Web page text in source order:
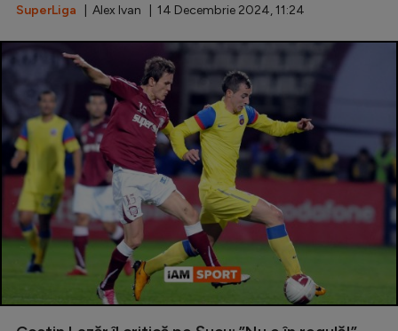
SuperLiga | Alex Ivan | 14 Decembrie 2024, 11:24